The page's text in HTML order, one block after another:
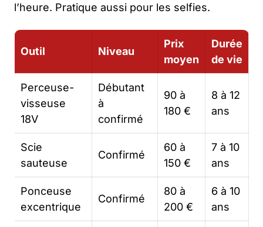
l’heure. Pratique aussi pour les selfies.
Outil Niveau
Prix
moyen
Durée
de vie
Perceuse-
visseuse
18V
Débutant
à
confirmé
90 à
180 €
8 à 12
ans
Scie
sauteuse
Confirmé
60 à
150 €
7 à 10
ans
Ponceuse
excentrique
Confirmé
80 à
200 €
6 à 10
ans